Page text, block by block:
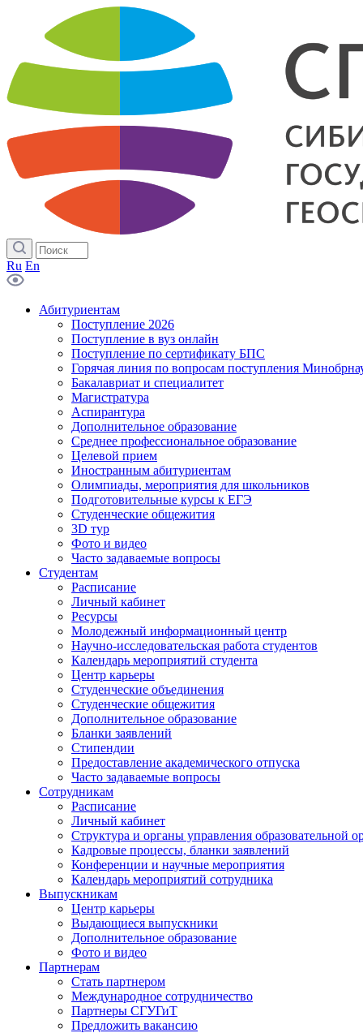
Ru En
Абитуриентам
Поступление 2026
Поступление в вуз онлайн
Поступление по сертификату БПС
Горячая линия по вопросам поступления
Бакалавриат и специалитет
Магистратура
Аспирантура
Дополнительное образование
Среднее профессиональное образование
Целевой прием
Иностранным абитуриентам
Олимпиады, мероприятия для школьников
Подготовительные курсы к ЕГЭ
Студенческие общежития
3D тур
Фото и видео
Часто задаваемые вопросы
Студентам
Расписание
Личный кабинет
Ресурсы
Молодежный информационный центр
Научно-исследовательская работа студентов
Календарь мероприятий студента
Центр карьеры
Студенческие объединения
Студенческие общежития
Дополнительное образование
Бланки заявлений
Стипендии
Предоставление академического отпуска
Часто задаваемые вопросы
Сотрудникам
Расписание
Личный кабинет
Структура и органы управления образовательной
Кадровые процессы, бланки заявлений
Конференции и научные мероприятия
Календарь мероприятий сотрудника
Выпускникам
Центр карьеры
Выдающиеся выпускники
Дополнительное образование
Фото и видео
Партнерам
Стать партнером
Международное сотрудничество
Партнеры СГУГиТ
Предложить вакансию